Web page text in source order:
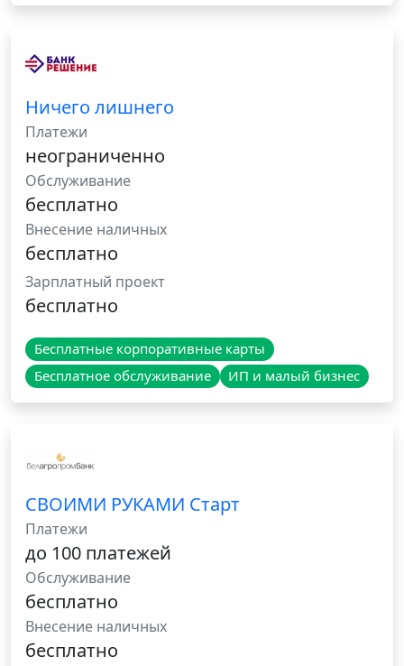
Ничего лишнего
Платежи
неограниченно
Обслуживание
бесплатно
Внесение наличных
бесплатно
Зарплатный проект
бесплатно
Бесплатные корпоративные карты
Бесплатное обслуживание
ИП и малый бизнес
СВОИМИ РУКАМИ Старт
Платежи
до 100 платежей
Обслуживание
бесплатно
Внесение наличных
бесплатно